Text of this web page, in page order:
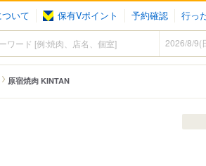
いて 保有Vポイント 予約確認 行っ
原宿焼肉 KINTAN